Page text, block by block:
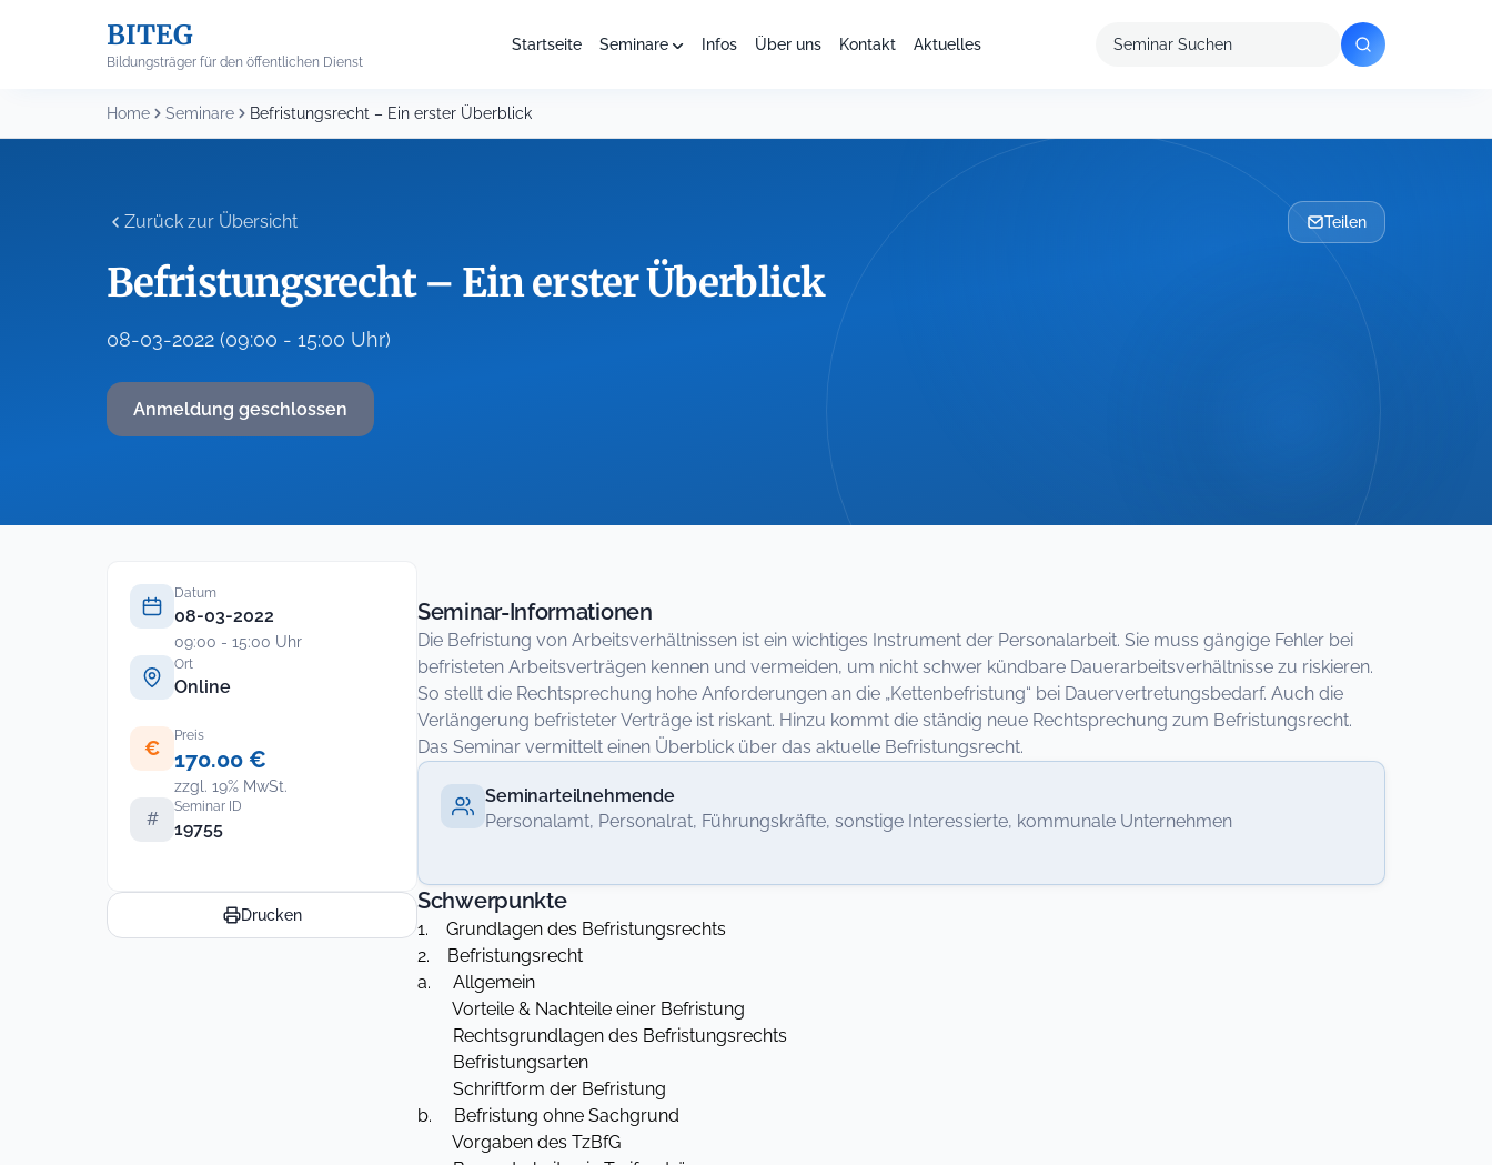
BITEG
Bildungsträger für den öffentlichen Dienst
Startseite Seminare Infos Über uns Kontakt Aktuelles
Seminar
Home Seminare Befristungsrecht – Ein erster Überblick
Zurück zur Übersicht Teilen
Befristungsrecht – Ein erster Überblick
08-03-2022 (09:00 - 15:00 Uhr)
Anmeldung geschlossen
Datum
08-03-2022
09:00 - 15:00 Uhr
Ort
Online
€
Preis
170.00 €
zzgl. 19% MwSt.
#
Seminar ID
19755
Drucken
Seminar-Informationen
Die Befristung von Arbeitsverhältnissen ist ein wichtiges Instrument der Personalarbeit. Sie muss gängige Fehler bei
befristeten Arbeitsverträgen kennen und vermeiden, um nicht schwer kündbare Dauerarbeitsverhältnisse zu riskieren.
So stellt die Rechtsprechung hohe Anforderungen an die „Kettenbefristung“ bei Dauervertretungsbedarf. Auch die
Verlängerung befristeter Verträge ist riskant. Hinzu kommt die ständig neue Rechtsprechung zum Befristungsrecht.
Das Seminar vermittelt einen Überblick über das aktuelle Befristungsrecht.
Seminarteilnehmende
Personalamt, Personalrat, Führungskräfte, sonstige Interessierte, kommunale Unternehmen
Schwerpunkte
1. Grundlagen des Befristungsrechts
2. Befristungsrecht
a. Allgemein
Vorteile & Nachteile einer Befristung
Rechtsgrundlagen des Befristungsrechts
Befristungsarten
Schriftform der Befristung
b. Befristung ohne Sachgrund
Vorgaben des TzBfG